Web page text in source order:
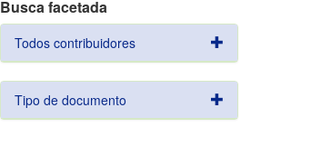
Busca facetada
Todos contribuidores
Tipo de documento